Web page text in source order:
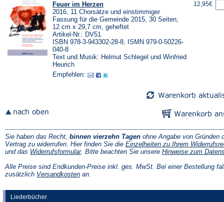
Liederbücher
Feuer im Herzen
2016, 11 Chorsätze und einstimmiger
Fassung für die Gemeinde 2015, 30 Seiten,
12 cm x 29,7 cm, geheftet
Artikel-Nr.: DV51
ISBN 978-3-943302-28-8, ISMN 979-0-50226-
040-8
Text und Musik: Helmut Schlegel und Winfried
Heurich
Empfehlen:
12,95€
Sie haben das Recht, binnen vierzehn Tagen ohne Angabe von Gründen
Vertrag zu widerrufen. Hier finden Sie die Einzelheiten zu Ihrem
und das Widerrufsformular(Öffnet
einem
neuen
. Bitte beachten Sie unsere Hinweise zum
Alle Preise sind Endkunden-Preise inkl. ges. MwSt. Bei einer Bestellung
zusätzlich Versandkosten(Öffnet
an.